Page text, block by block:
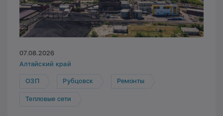
07.08.2026
Алтайский край
ОЗП Рубцовск Ремонты
Тепловые сети